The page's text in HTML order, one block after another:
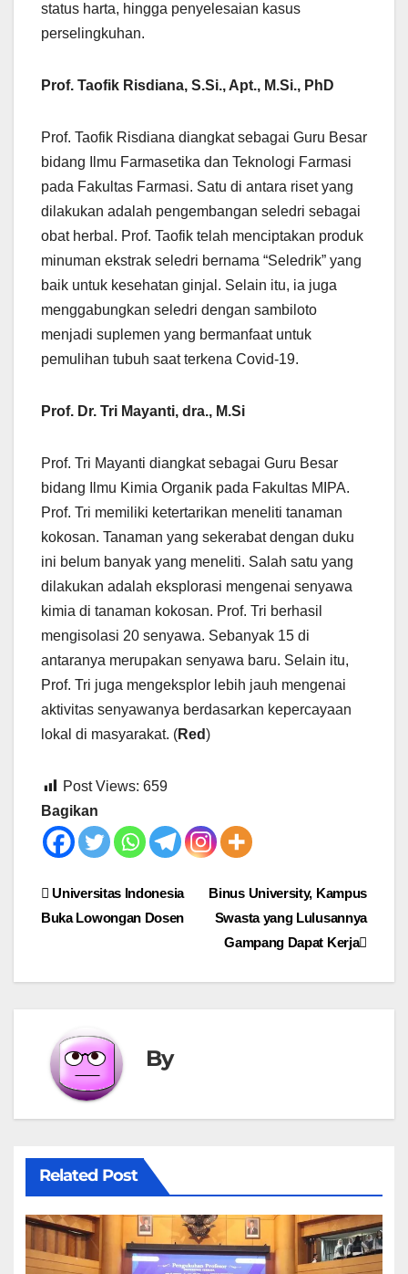
status harta, hingga penyelesaian kasus
perselingkuhan.
Prof. Taofik Risdiana, S.Si., Apt., M.Si., PhD
Prof. Taofik Risdiana diangkat sebagai Guru Besar
bidang Ilmu Farmasetika dan Teknologi Farmasi
pada Fakultas Farmasi. Satu di antara riset yang
dilakukan adalah pengembangan seledri sebagai
obat herbal. Prof. Taofik telah menciptakan produk
minuman ekstrak seledri bernama “Seledrik” yang
baik untuk kesehatan ginjal. Selain itu, ia juga
menggabungkan seledri dengan sambiloto
menjadi suplemen yang bermanfaat untuk
pemulihan tubuh saat terkena Covid-19.
Prof. Dr. Tri Mayanti, dra., M.Si
Prof. Tri Mayanti diangkat sebagai Guru Besar
bidang Ilmu Kimia Organik pada Fakultas MIPA.
Prof. Tri memiliki ketertarikan meneliti tanaman
kokosan. Tanaman yang sekerabat dengan duku
ini belum banyak yang meneliti. Salah satu yang
dilakukan adalah eksplorasi mengenai senyawa
kimia di tanaman kokosan. Prof. Tri berhasil
mengisolasi 20 senyawa. Sebanyak 15 di
antaranya merupakan senyawa baru. Selain itu,
Prof. Tri juga mengeksplor lebih jauh mengenai
aktivitas senyawanya berdasarkan kepercayaan
lokal di masyarakat. (Red)
Post Views: 659
Bagikan
Post
navigation
Binus University, Kampus
Swasta yang Lulusannya
Gampang Dapat Kerja
Universitas Indonesia
Buka Lowongan Dosen
By
Related Post